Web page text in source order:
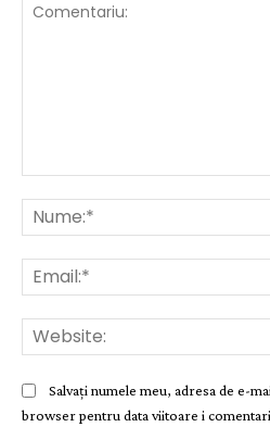
Salvați numele meu, adresa de e-
browser pentru data viitoare i